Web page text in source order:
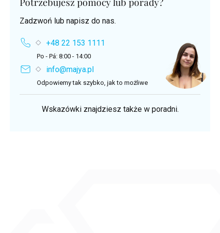
Zadzwoń lub napisz do nas.
+48 22 153 1111
Po - Pá: 8:00 - 14:00
info@majya.pl
Odpowiemy tak szybko, jak to możliwe
Wskazówki znajdziesz także w poradni.